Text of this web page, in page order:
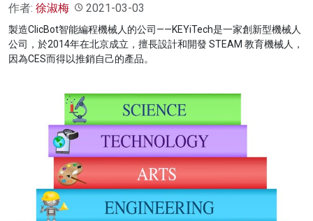
作者: 徐淑梅 2021-03-03
製造ClicBot智能編程機械人的公司——KEYiTech是一家創新型機械人
公司，於2014年在北京成立，擅長設計和開發 STEAM 教育機械人，
因為CES而得以推銷自己的產品。